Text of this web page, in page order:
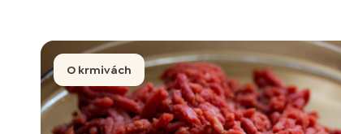
O krmivách